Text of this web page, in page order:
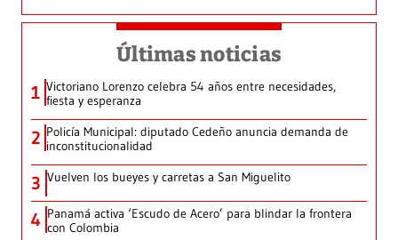
Últimas noticias
1 Victoriano Lorenzo celebra 54 años entre necesidades,
fiesta y esperanza
2 Policía Municipal: diputado Cedeño anuncia demanda de
inconstitucionalidad
3 Vuelven los bueyes y carretas a San Miguelito
4 Panamá activa ‘Escudo de Acero’ para blindar la frontera
con Colombia